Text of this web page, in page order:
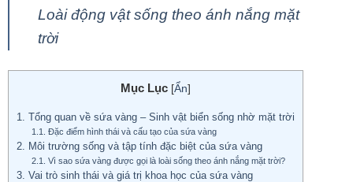
Loài động vật sống theo ánh nắng mặt
trời
Mục Lục [Ẩn]
1. Tổng quan về sứa vàng – Sinh vật biển sống nhờ mặt trời
1.1. Đặc điểm hình thái và cấu tạo của sứa vàng
2. Môi trường sống và tập tính đặc biệt của sứa vàng
2.1. Vì sao sứa vàng được gọi là loài sống theo ánh nắng mặt trời?
3. Vai trò sinh thái và giá trị khoa học của sứa vàng